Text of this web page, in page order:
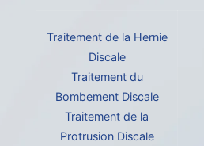
Traitement de la Hernie
Discale
Traitement du
Bombement Discale
Traitement de la
Protrusion Discale